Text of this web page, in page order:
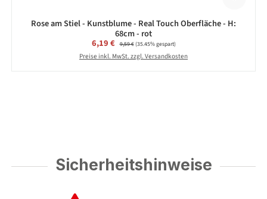
Rose am Stiel - Kunstblume - Real Touch Oberfläche - H:
68cm - rot
Verkaufspreis:
6,19 € Regulärer Preis:
9,59 €(35.45% gespart)
Preise inkl. MwSt. zzgl. Versandkosten
Sicherheitshinweise